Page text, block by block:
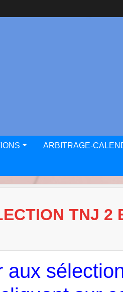
ARBITRAGE-
TNJ 2
aux